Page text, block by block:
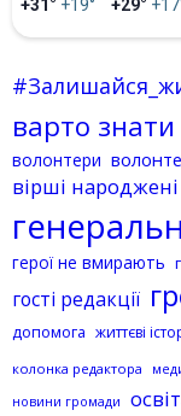
+31° +19° +29°
варто знати
волонтери
вірші
герої не вмирають
гості редакції
допомога життєві
колонка редактора
новини громади